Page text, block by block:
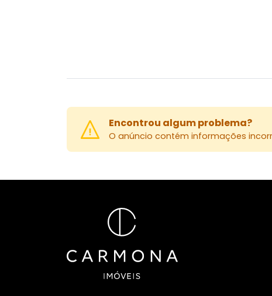
Encontrou algum problema?
O anúncio contém informações